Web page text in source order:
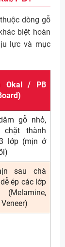
dòng gỗ
biệt hoàn
lực và mục
Okal / PB
gỗ nhỏ,
chặt thành
lớp (mịn ở
sau chà
ép các lớp